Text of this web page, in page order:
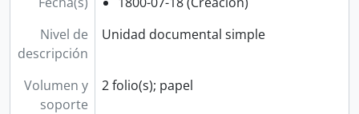
[Unidad documental simple] Documentos
[Unidad documental simple] Censura de elección
[Unidad documental simple] Pago de alcabala
Nivel de
descripción
Unidad documental simple
Volumen y
soporte
2 folio(s); papel